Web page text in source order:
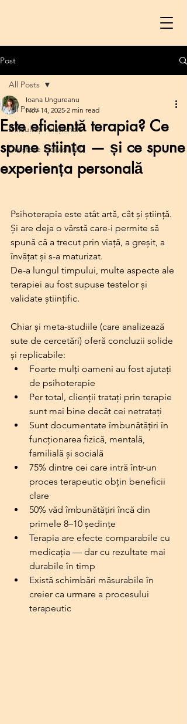
Post
All Posts
Dificultăți relaționale
Creștere individuală
All Posts
Este eficientă terapia? Ce
spune știința — și ce spune
experiența personală
Ioana Ungureanu
Nov 14, 2025 2 min read
Psihoterapia este atât artă, cât și știință.
Și are deja o vârstă care-i permite să
spună că a trecut prin viață, a greșit, a
învățat și s-a maturizat.
De-a lungul timpului, multe aspecte ale
terapiei au fost supuse testelor și
validate științific.
Chiar și meta-studiile (care analizează
sute de cercetări) oferă concluzii solide
și replicabile:
Foarte mulți oameni au fost ajutați
de psihoterapie
Per total, clienții tratați prin terapie
sunt mai bine decât cei netratați
Sunt documentate îmbunătățiri în
funcționarea fizică, mentală,
familială și socială
75% dintre cei care intră într-un
proces terapeutic obțin beneficii
clare
50% văd îmbunătățiri încă din
primele 8–10 ședințe
Terapia are efecte comparabile cu
medicația — dar cu rezultate mai
durabile în timp
Există schimbări măsurabile în
creier ca urmare a procesului
terapeutic